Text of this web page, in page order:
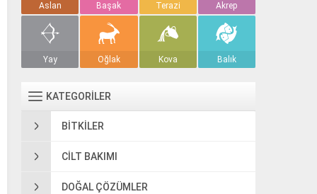
Aslan Başak Terazi Akrep
Yay Oğlak Kova Balık
KATEGORİLER
BITKILER
CILT BAKIMI
DOĞAL ÇÖZÜMLER